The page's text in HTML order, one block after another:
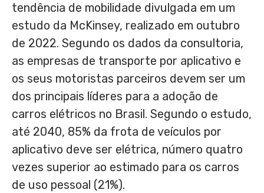
tendência de mobilidade divulgada em um
estudo da McKinsey, realizado em outubro
de 2022. Segundo os dados da consultoria,
as empresas de transporte por aplicativo e
os seus motoristas parceiros devem ser um
dos principais líderes para a adoção de
carros elétricos no Brasil. Segundo o estudo,
até 2040, 85% da frota de veículos por
aplicativo deve ser elétrica, número quatro
vezes superior ao estimado para os carros
de uso pessoal (21%).